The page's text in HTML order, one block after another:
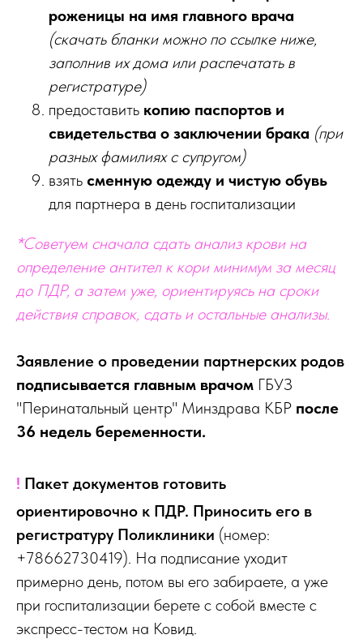
роженицы на имя главного врача
(скачать бланки можно по ссылке ниже,
заполнив их дома или распечатать в
регистратуре)
предоставить копию паспортов и
свидетельства о заключении брака (при
разных фамилиях с супругом)
взять сменную одежду и чистую обувь
для партнера в день госпитализации
*Советуем сначала сдать анализ крови на
определение антител к кори минимум за месяц
до ПДР, а затем уже, ориентируясь на сроки
действия справок, сдать и остальные анализы.
Заявление о проведении партнерских родов
подписывается главным врачом ГБУЗ
"Перинатальный центр" Минздрава КБР после
36 недель беременности.
! Пакет документов готовить
ориентировочно к ПДР. Приносить его в
регистратуру Поликлиники (номер:
+78662730419). На подписание уходит
примерно день, потом вы его забираете, а уже
при госпитализации берете с собой вместе с
экспресс-тестом на Ковид.